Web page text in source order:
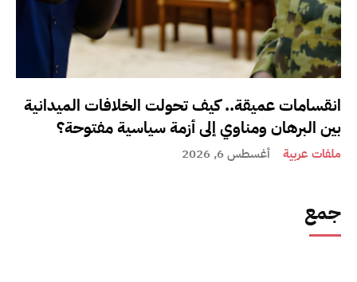
انقسامات عميقة.. كيف تحولت الخلافات الميدانية
بين البرهان ومناوي إلى أزمة سياسية مفتوحة؟
ملفات عربية أغسطس 6, 2026
جمع